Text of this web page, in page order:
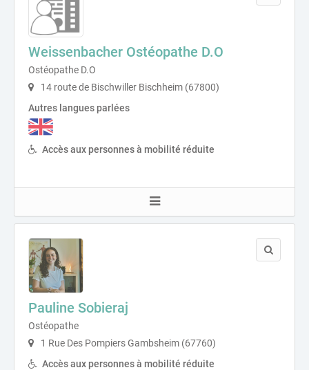
Weissenbacher Ostéopathe D.O
Ostéopathe D.O
14 route de Bischwiller Bischheim (67800)
Autres langues parlées
Accès aux personnes à mobilité réduite
Pauline Sobieraj
Ostéopathe
1 Rue Des Pompiers Gambsheim (67760)
Accès aux personnes à mobilité réduite